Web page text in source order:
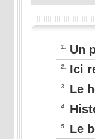
1. Un
2. Ici
3. Le
4.
5. Le